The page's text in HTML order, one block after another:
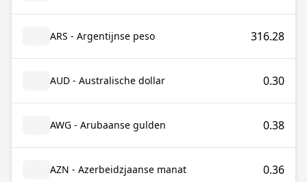
ARS - Argentijnse peso 316.28
AUD - Australische dollar 0.30
AWG - Arubaanse gulden 0.38
AZN - Azerbeidzjaanse manat 0.36